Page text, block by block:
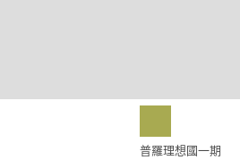
普羅理想國一期